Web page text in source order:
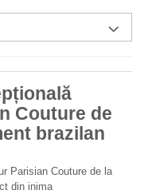
Couture de
brazilan
Parisian Couture de la
din inima